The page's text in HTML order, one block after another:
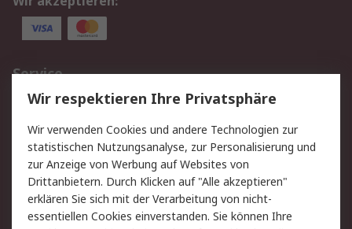
Service
Value Added Services
Lieferlösungen
Rücksendungen
Kontakt
Hilfe
Rechtliches
AGB
Datenschutz
Wir respektieren Ihre Privatsphäre
Wir verwenden Cookies und andere Technologien zur
statistischen Nutzungsanalyse, zur Personalisierung und
zur Anzeige von Werbung auf Websites von
Drittanbietern. Durch Klicken auf "Alle akzeptieren"
erklären Sie sich mit der Verarbeitung von nicht-
essentiellen Cookies einverstanden. Sie können Ihre